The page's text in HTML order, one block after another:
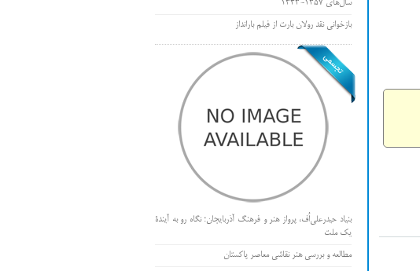
سال‌های 1357-1343
بازخوانی نقد رولان بارت از فیلم بارانداز
بنیاد حیدرعلی‌اُف، پرواز هنر و فرهنگ آذربایجان؛ نگاه رو به آیندۀ
یک ملت
مطالعه و بررسی هنر نقاشی معاصر پاکستان